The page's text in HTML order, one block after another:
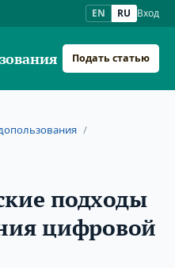
EN RU Вход
Подать статью
/
подходы
цифровой